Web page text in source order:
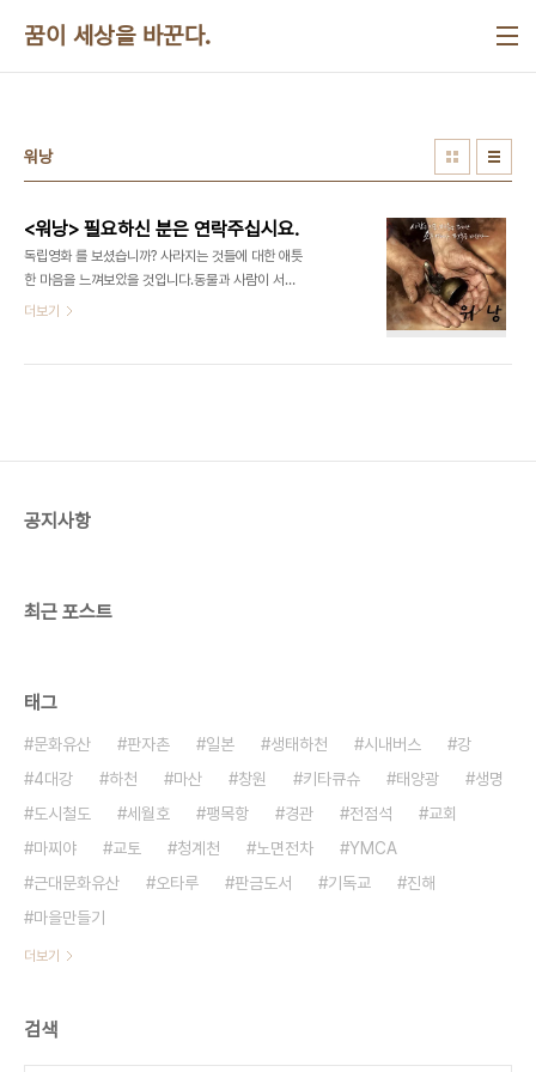
꿈이 세상을 바꾼다.
워낭
<워낭> 필요하신 분은 연락주십시요.
독립영화 를 보셨습니까? 사라지는 것들에 대한 애틋
한 마음을 느껴보았을 것입니다.동물과 사람이 서로
대화하면서 함께 살아가는 모습은 정말 감동적이었
씩 눈길을 보내자는 것입니다. 갯수는 한개만 가능하
더보기
공지사항
최근 포스트
태그
문화유산 판자촌 일본 생태하천 시내버스
강
4대강
하천 마산 창원 키타큐슈 태양광
생명
도시철도
세월호 팽목항 경관 전점석
교회
마찌야
교토 청계천 노면전차
YMCA
근대문화유산
오타루 판금도서 기독교
진해
마을만들기
더보기
검색